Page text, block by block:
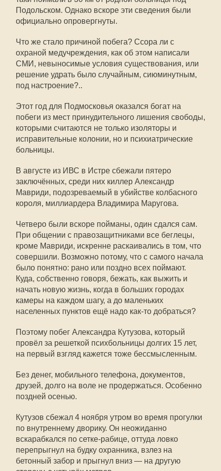
Подольском. Однако вскоре эти сведения были
официально опровергнуты.
Что же стало причиной побега? Ссора ли с
охраной медучреждения, как об этом написали
СМИ, невыносимые условия существования, или
решение удрать было случайным, сиюминутным,
под настроение?..
Этот год для Подмосковья оказался богат на
побеги из мест принудительного лишения свободы,
которыми считаются не только изоляторы и
исправительные колонии, но и психиатрические
больницы.
В августе из ИВС в Истре сбежали пятеро
заключённых, среди них киллер Александр
Мавриди, подозреваемый в убийстве колбасного
короля, миллиардера Владимира Маругова.
Четверо были вскоре пойманы, один сдался сам.
При общении с правозащитниками все беглецы,
кроме Мавриди, искренне раскаивались в том, что
совершили. Возможно потому, что с самого начала
было понятно: рано или поздно всех поймают.
Куда, собственно говоря, бежать, как выжить и
начать новую жизнь, когда в больших городах
камеры на каждом шагу, а до маленьких
населенных пунктов ещё надо как-то добраться?
Поэтому побег Александра Кутузова, который
провёл за решеткой психбольницы долгих 15 лет,
на первый взгляд кажется тоже бессмысленным.
Без денег, мобильного телефона, документов,
друзей, долго на воле не продержаться. Особенно
поздней осенью.
Кутузов сбежал 4 ноября утром во время прогулки
по внутреннему дворику. Он неожиданно
вскарабкался по сетке-рабице, оттуда ловко
перепрыгнул на будку охранника, взлез на
бетонный забор и прыгнул вниз — на другую